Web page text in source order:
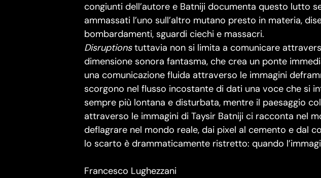
congiunti dell’autore e Batniji documenta questo lutto
ammassati l’uno sull’altro mutano presto in materia,
bombardamenti, sguardi ciechi e massacri.
Disruptionstuttavia non si limita a comunicare
dimensione sonora fantasma, che crea un ponte
una comunicazione fluida attraverso le immagini
scorgono nel flusso incostante di dati una voce che si
sempre più lontana e disturbata, mentre il paesaggio
attraverso le immagini di Taysir Batniji ci racconta nel
deflagrare nel mondo reale, dai pixel al cemento e dal
lo scarto è drammaticamente ristretto: quando
Francesco Lughezzani